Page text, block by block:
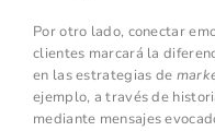
Por otro lado, conectar
clientes marcará la
en las estrategias de
ejemplo, a través de
mediante mensajes